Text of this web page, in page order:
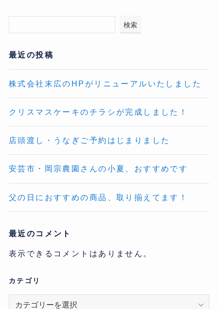
検索
最近の投稿
株式会社末広のHPがリニューアルいたしました
クリスマスケーキのチラシが完成しました！
店頭渡し・うなぎご予約はじまりました
安芸市・岡宗農園さんの小夏、おすすめです
父の日におすすめの商品、取り揃えてます！
最近のコメント
表示できるコメントはありません。
カテゴリ